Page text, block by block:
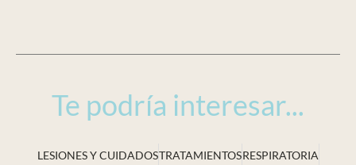
Te podría interesar...
LESIONES Y CUIDADOSTRATAMIENTOSRESPIRATORIA